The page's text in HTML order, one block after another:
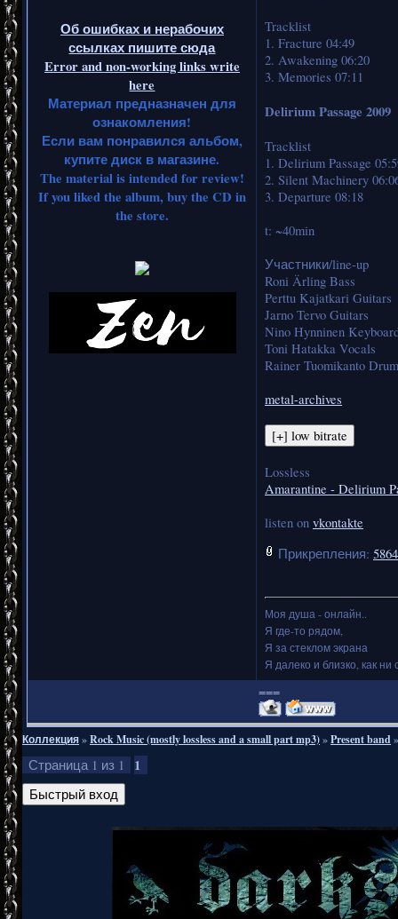
Об ошибках и нерабочих
ссылках пишите сюда
Error and non-working links write
here
Материал предназначен для
ознакомления!
Если вам понравился альбом,
купите диск в магазине.
The material is intended for review!
If you liked the album, buy the CD in
the store.
Tracklist
1. Fracture 04:49
2. Awakening 06:20
3. Memories 07:11
Delirium Passage 2009
Tracklist
1. Delirium Passage
2. Silent Machinery
3. Departure 08:18
t: ~40min
Участники/line-up
Roni Ärling Bass
Perttu Kajatkari Guitars
Jarno Tervo Guitars
Nino Hynninen
Toni Hatakka Vocals
Rainer Tuomikanto
metal-archives
Lossless
Amarantine - Delirium
listen on vkontakte
Прикрепления:
Моя душа - онлайн..
Я где-то рядом,
Я за стеклом экрана
Я далеко и близко, как ни
===
Коллекция»Rock Music (mostly lossless and a small part mp3)»Present band»
Страница 1 из 1 1